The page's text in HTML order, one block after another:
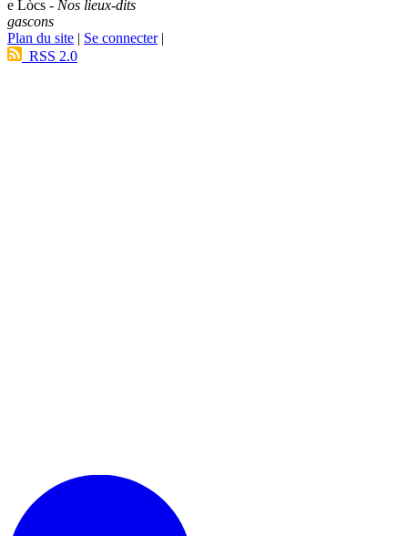
e Lòcs - Nos lieux-dits
gascons
Plan du site | Se connecter|
RSS 2.0